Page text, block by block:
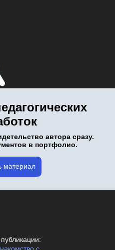
автора сразу.
в портфолио.
материал